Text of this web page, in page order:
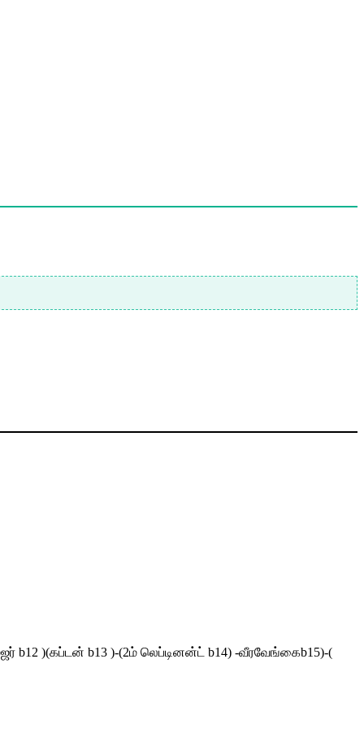
b12 )(கப்டன் b13 )-(2ம் லெப்டினன்ட் b14) -வீரவேங்கைb15)-(